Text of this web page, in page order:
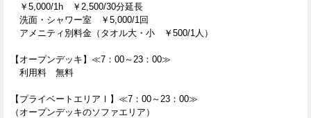
￥5,000/1h ￥2,500/30分延長
洗面・シャワー室 ￥5,000/1回
アメニティ別料金（タオル大・小 ￥500/1人）
【オープンデッキ】≪7：00～23：00≫
利用料 無料
【プライベートエリアⅠ】≪7：00～23：00≫
（オープンデッキのソファエリア）